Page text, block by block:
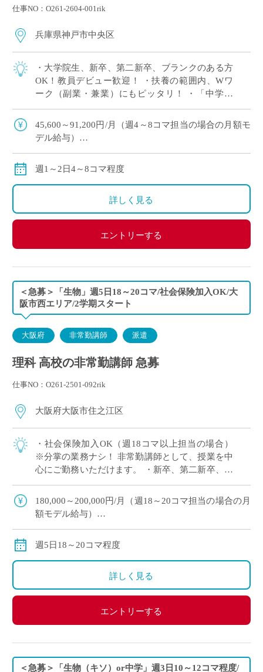
仕事NO：O261-2604-001rik
兵庫県神戸市中央区
・大学院生、新卒、第二新卒、ブランクのある方
OK！教員デビュー歓迎！ ・扶養の範囲内、Wワ
ーク（副業・兼業）にもピッタリ！ ・「中学理
ソ」のいずれか1科目が担当できればOK […]
45,600～91,200円/月（週4～8コマ担当の場合の月額モ
デル給与）
※ご勤務スタート時期によって、初月の給与は日割計
週1～2日4～8コマ程度
詳しく見る
エントリーする
＜急募＞「生物」週5日18～20コマ/社会保険加入OK/大
阪市西エリア/2学期スタート
大阪府 非常勤講師 派遣
理科 高校の非常勤講師 急募
仕事NO：O261-2501-092rik
大阪府大阪市住之江区
・社会保険加入OK（週18コマ以上担当の場合）
※分掌の業務ナシ！ 非常勤講師として、授業を中
心にご勤務いただけます。 ・新卒、第二新卒、ブ
度 担当予定 ・2学期スター […]
180,000～200,000円/月（週18～20コマ担当の場合の月
額モデル給与）
※週18コマ以上担当の場合、社会保険加入
週5日18～20コマ程度
詳しく見る
エントリーする
＜急募＞「生物（キソ）or中学」週3日10～12コマ程度/